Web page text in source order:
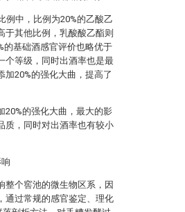
例中，比例为20%的乙酸乙
于其他比例，乳酸酸乙酯则
的基础酒感官评价也略优于
个等级，同时出酒率也是最
加20%的强化大曲，提高了
20%的强化大曲，最大的影
质，同时对出酒率也有较小
整个窖池的微生物区系，因
通过常规的感官鉴定、理化